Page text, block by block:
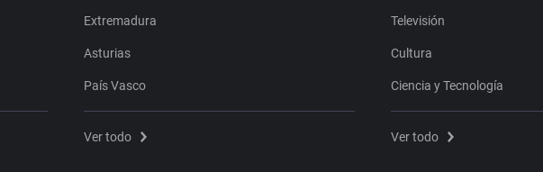
Extremadura
Asturias
País Vasco
Ver todo
Televisión
Cultura
Ciencia y Tecnología
Ver todo